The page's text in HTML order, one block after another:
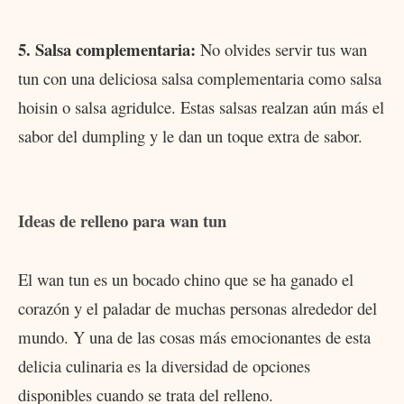
5. Salsa complementaria: No olvides servir tus wan
tun con una deliciosa salsa complementaria como salsa
hoisin o salsa agridulce. Estas salsas realzan aún más el
sabor del dumpling y le dan un toque extra de sabor.
Ideas de relleno para wan tun
El wan tun es un bocado chino que se ha ganado el
corazón y el paladar de muchas personas alrededor del
mundo. Y una de las cosas más emocionantes de esta
delicia culinaria es la diversidad de opciones
disponibles cuando se trata del relleno.